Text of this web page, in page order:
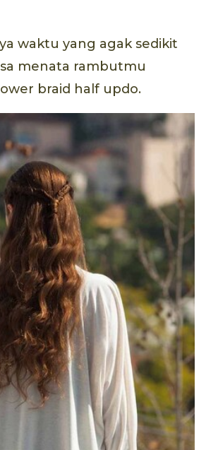
waktu yang agak sedikit
menata rambutmu
braid half updo.